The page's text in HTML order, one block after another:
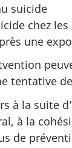
suicide
chez
une
tentative
à la suite
à la
de